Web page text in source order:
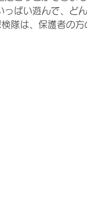
ぱい遊んで、ど
隊は、保護者の